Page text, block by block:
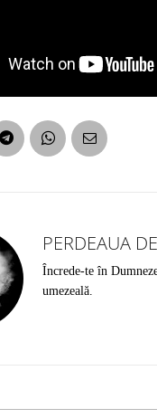
PERDEAUA
Încrede-te în
umezeală.